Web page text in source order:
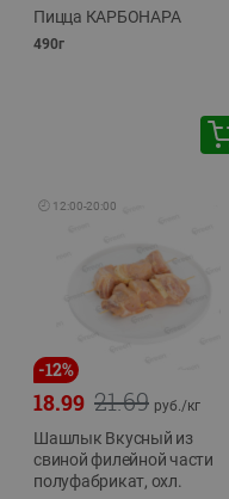
Пицца КАРБОНАРА
490г
🕘 12:00-20:00
-12%
21.69
18.99 руб./кг
Шашлык Вкусный из
свиной филейной части
полуфабрикат, охл.